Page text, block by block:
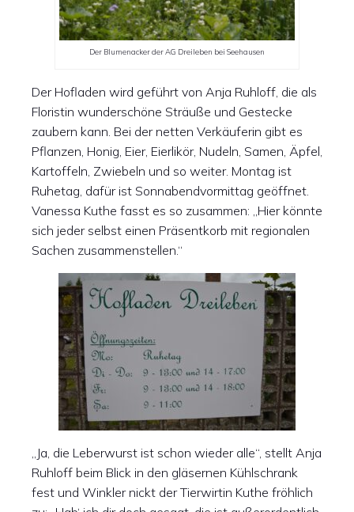
Der Blumenacker der AG Dreileben bei Seehausen
Der Hofladen wird geführt von Anja Ruhloff, die als
Floristin wunderschöne Sträuße und Gestecke
zaubern kann. Bei der netten Verkäuferin gibt es
Pflanzen, Honig, Eier, Eierlikör, Nudeln, Samen, Äpfel,
Kartoffeln, Zwiebeln und so weiter. Montag ist
Ruhetag, dafür ist Sonnabendvormittag geöffnet.
Vanessa Kuthe fasst es so zusammen: „Hier könnte
sich jeder selbst einen Präsentkorb mit regionalen
Sachen zusammenstellen.“
„Ja, die Leberwurst ist schon wieder alle“, stellt Anja
Ruhloff beim Blick in den gläsernen Kühlschrank
fest und Winkler nickt der Tierwirtin Kuthe fröhlich